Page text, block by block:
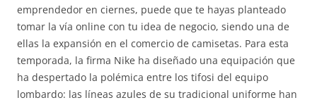
emprendedor en ciernes, puede que te hayas planteado
tomar la vía online con tu idea de negocio, siendo una de
ellas la expansión en el comercio de camisetas. Para esta
temporada, la firma Nike ha diseñado una equipación que
ha despertado la polémica entre los tifosi del equipo
lombardo: las líneas azules de su tradicional uniforme han